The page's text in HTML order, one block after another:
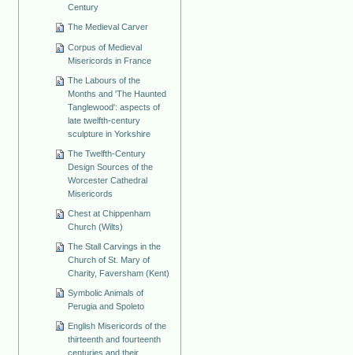
Century
The Medieval Carver
Corpus of Medieval
Misericords in France
The Labours of the
Months and 'The Haunted
Tanglewood': aspects of
late twelfth-century
sculpture in Yorkshire
The Twelfth-Century
Design Sources of the
Worcester Cathedral
Misericords
Chest at Chippenham
Church (Wilts)
The Stall Carvings in the
Church of St. Mary of
Charity, Faversham (Kent)
Symbolic Animals of
Perugia and Spoleto
English Misericords of the
thirteenth and fourteenth
centuries and their